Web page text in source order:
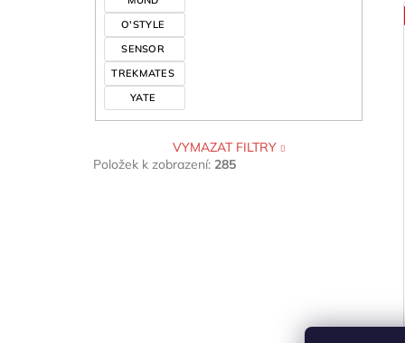
O'STYLE
SENSOR
TREKMATES
YATE
VYMAZAT FILTRY
Položek k zobrazení: 285